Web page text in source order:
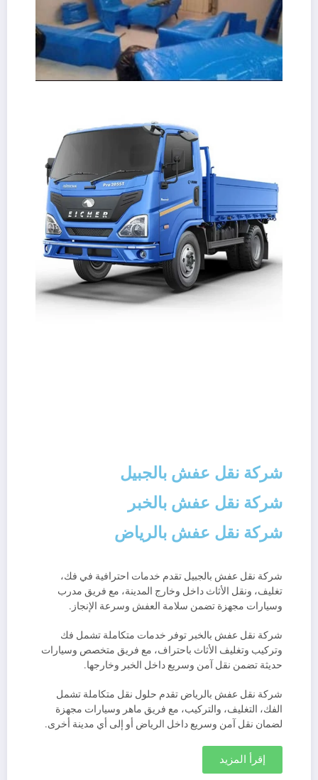
شركة نقل عفش بالجبيل
شركة نقل عفش بالخبر
شركة نقل عفش بالرياض
شركة نقل عفش بالجبيل تقدم خدمات احترافية في فك،
تغليف، ونقل الأثاث داخل وخارج المدينة، مع فريق مدرب
وسيارات مجهزة تضمن سلامة العفش وسرعة الإنجاز.
شركة نقل عفش بالخبر توفر خدمات متكاملة تشمل فك
وتركيب وتغليف الأثاث باحتراف، مع فريق متخصص وسيارات
حديثة تضمن نقل آمن وسريع داخل الخبر وخارجها.
شركة نقل عفش بالرياض تقدم حلول نقل متكاملة تشمل
الفك، التغليف، والتركيب، مع فريق ماهر وسيارات مجهزة
لضمان نقل آمن وسريع داخل الرياض أو إلى أي مدينة أخرى.
إقرأ المزيد